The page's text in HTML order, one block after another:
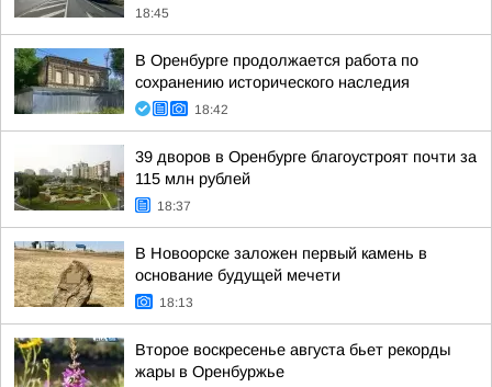
18:45
В Оренбурге продолжается работа по
сохранению исторического наследия
18:42
39 дворов в Оренбурге благоустроят почти за
115 млн рублей
18:37
В Новоорске заложен первый камень в
основание будущей мечети
18:13
Второе воскресенье августа бьет рекорды
жары в Оренбуржье